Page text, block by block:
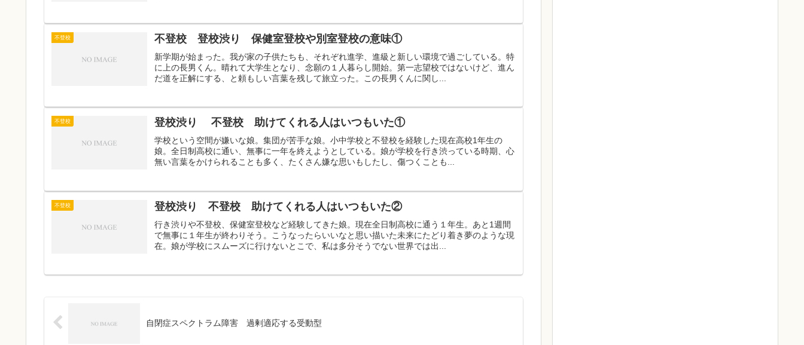
不登校 不登校 登校渋り 保健室登校や別室登校の意味①
新学期が始まった。我が家の子供たちも、それぞれ進学、進級と新しい環境で過ごしている。特
に上の長男くん。晴れて大学生となり、念願の１人暮らし開始。第一志望校ではないけど、進ん
だ道を正解にする、と頼もしい言葉を残して旅立った。この長男くんに関し...
不登校 登校渋り 不登校 助けてくれる人はいつもいた①
学校という空間が嫌いな娘。集団が苦手な娘。小中学校と不登校を経験した現在高校1年生の
娘。全日制高校に通い、無事に一年を終えようとしている。娘が学校を行き渋っている時期、心
無い言葉をかけられることも多く、たくさん嫌な思いもしたし、傷つくことも...
不登校 登校渋り 不登校 助けてくれる人はいつもいた②
行き渋りや不登校、保健室登校など経験してきた娘。現在全日制高校に通う１年生。あと1週間
で無事に１年生が終わりそう。こうなったらいいなと思い描いた未来にたどり着き夢のような現
在。娘が学校にスムーズに行けないとこで、私は多分そうでない世界では出...
自閉症スペクトラム障害 過剰適応する受動型